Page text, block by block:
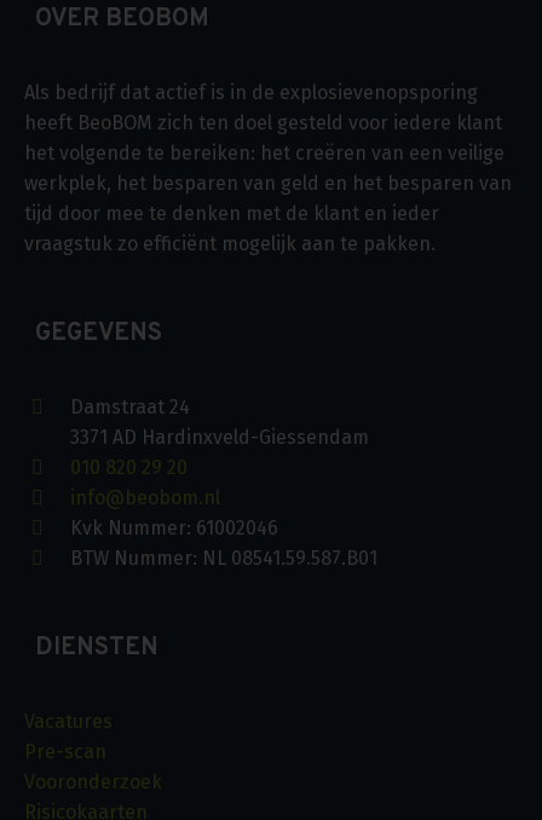
OVER BEOBOM
Als bedrijf dat actief is in de explosievenopsporing
heeft BeoBOM zich ten doel gesteld voor iedere klant
het volgende te bereiken: het creëren van een veilige
werkplek, het besparen van geld en het besparen van
tijd door mee te denken met de klant en ieder
vraagstuk zo efficiënt mogelijk aan te pakken.
GEGEVENS
Damstraat 24
3371 AD Hardinxveld-Giessendam
010 820 29 20
info@beobom.nl
Kvk Nummer: 61002046
BTW Nummer: NL 08541.59.587.B01
DIENSTEN
Vacatures
Pre-scan
Vooronderzoek
Risicokaarten